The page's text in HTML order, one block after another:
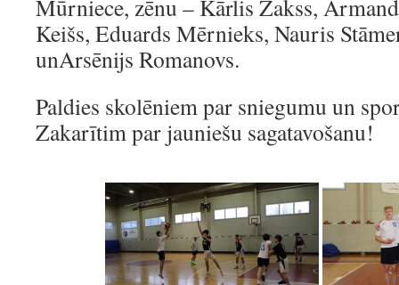
Mūrniece, zēnu – Kārlis Zakss,
Keišs, Eduards Mērnieks, Nauris
unArsēnijs Romanovs.
Paldies skolēniem par sniegumu un
Zakarītim par jauniešu sagatavošanu!